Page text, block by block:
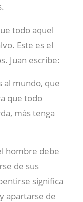
todo aquel
Este es el
Juan escribe:
al mundo, que
que todo
más tenga
hombre debe
de sus
significa
apartarse de